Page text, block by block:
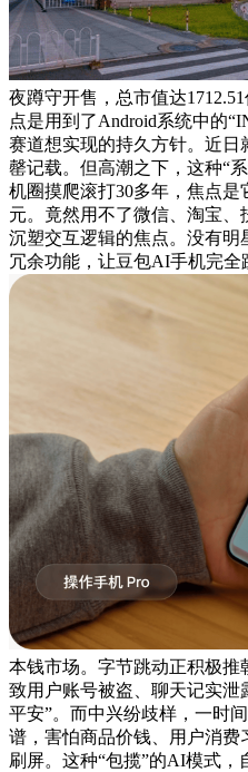
夜蹲守开售，总市值达
点是用到了Android系统中的
赛道想实现的持久方针。近日
罄记载。但高潮之下，这种“
机圈摸爬滚打30多年，焦点
元。竟然用不了微信、淘宝、
沉塑交互逻辑的焦点。没有明
冗余功能，让豆包AI手机完全
本钱市场。字节跳动正积极推
致用户账号被盗、聊天记实泄
平安”。而中兴纷歧样，一时
谱，害怕商品价钱、用户消费
刷屏。这种“包揽”的AI模式